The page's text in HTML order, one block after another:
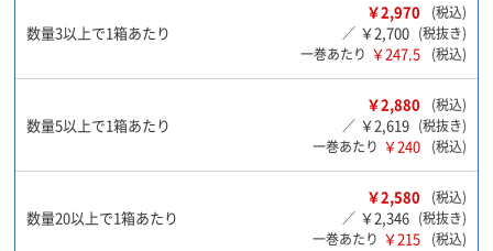
数量3以上で1箱あたり
￥2,970
(税込)
／ ￥2,700 (税抜き)
一巻あたり ￥247.5 (税込)
数量5以上で1箱あたり
￥2,880
(税込)
／ ￥2,619 (税抜き)
一巻あたり ￥240 (税込)
数量20以上で1箱あたり
￥2,580
(税込)
／ ￥2,346 (税抜き)
一巻あたり ￥215 (税込)